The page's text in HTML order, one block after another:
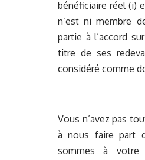
bénéficiaire réel (i)
n’est ni membre
partie à l’accord
titre de ses
considéré comme
Vous n’avez pas
à nous faire part
sommes à votre